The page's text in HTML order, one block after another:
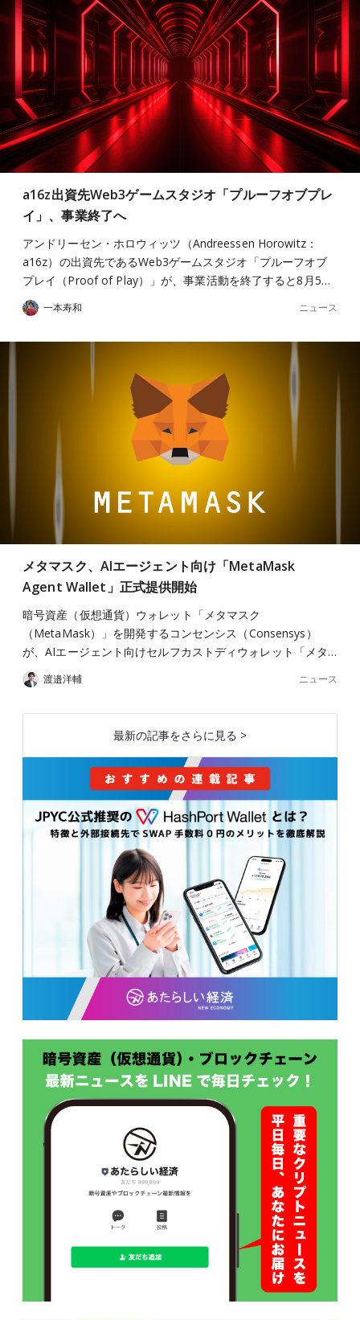
a16z出資先Web3ゲームスタジオ「プルーフオブプレ
イ」、事業終了へ
アンドリーセン・ホロウィッツ（Andreessen Horowitz：
a16z）の出資先であるWeb3ゲームスタジオ「プルーフオブ
プレイ（Proof of Play）」が、事業活動を終了すると8月5…
一本寿和 ニュース
メタマスク、AIエージェント向け「MetaMask
Agent Wallet」正式提供開始
暗号資産（仮想通貨）ウォレット「メタマスク
（MetaMask）」を開発するコンセンシス（Consensys）
が、AIエージェント向けセルフカストディウォレット「メタ…
渡邉洋輔 ニュース
最新の記事をさらに見る >